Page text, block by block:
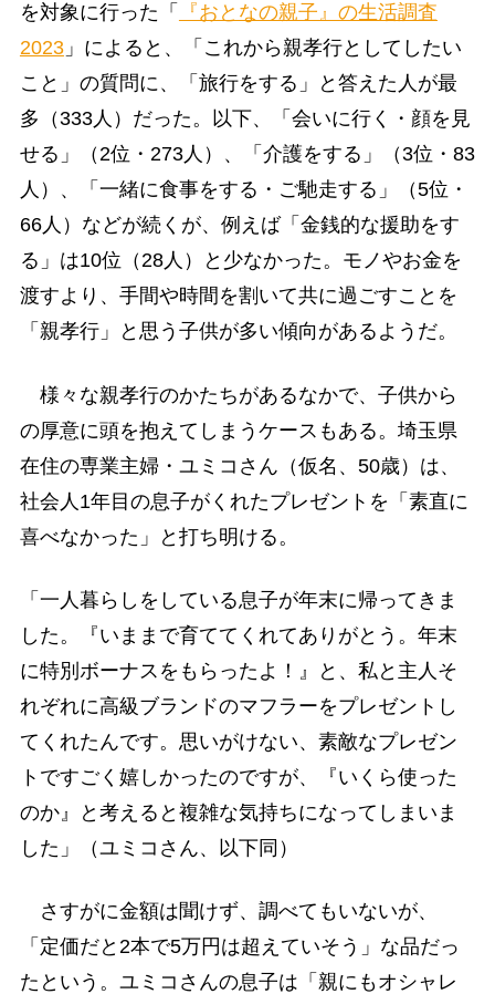
を対象に行った「
『おとなの親子』の生活調査
2023」によると、「これから親孝行としてしたい
こと」の質問に、「旅行をする」と答えた人が最
多（333人）だった。以下、「会いに行く・顔を見
せる」（2位・273人）、「介護をする」（3位・83
人）、「一緒に食事をする・ご馳走する」（5位・
66人）などが続くが、例えば「金銭的な援助をす
る」は10位（28人）と少なかった。モノやお金を
渡すより、手間や時間を割いて共に過ごすことを
「親孝行」と思う子供が多い傾向があるようだ。
様々な親孝行のかたちがあるなかで、子供から
の厚意に頭を抱えてしまうケースもある。埼玉県
在住の専業主婦・ユミコさん（仮名、50歳）は、
社会人1年目の息子がくれたプレゼントを「素直に
喜べなかった」と打ち明ける。
「一人暮らしをしている息子が年末に帰ってきま
した。『いままで育ててくれてありがとう。年末
に特別ボーナスをもらったよ！』と、私と主人そ
れぞれに高級ブランドのマフラーをプレゼントし
てくれたんです。思いがけない、素敵なプレゼン
トですごく嬉しかったのですが、『いくら使った
のか』と考えると複雑な気持ちになってしまいま
した」（ユミコさん、以下同）
さすがに金額は聞けず、調べてもいないが、
「定価だと2本で5万円は超えていそう」な品だっ
たという。ユミコさんの息子は「親にもオシャレ